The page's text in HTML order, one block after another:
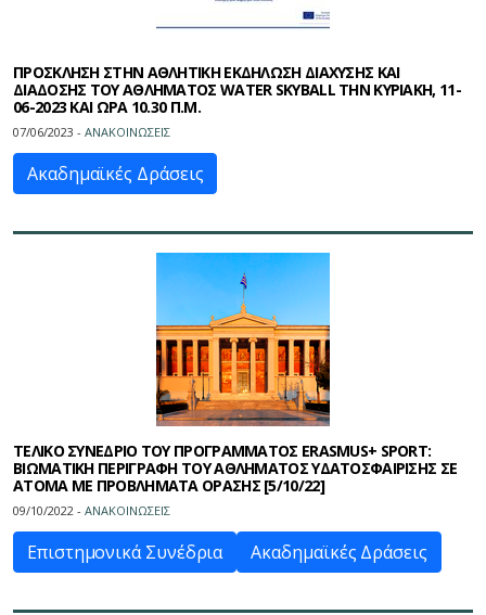
ΠΡΟΣΚΛΗΣΗ ΣΤΗΝ ΑΘΛΗΤΙΚΗ ΕΚΔΗΛΩΣΗ ΔΙΑΧΥΣΗΣ ΚΑΙ
ΔΙΑΔΟΣΗΣ ΤΟΥ ΑΘΛΗΜΑΤΟΣ WATER SKYBALL ΤΗΝ ΚΥΡΙΑΚΗ, 11-
06-2023 ΚΑΙ ΩΡΑ 10.30 Π.Μ.
07/06/2023 - ΑΝΑΚΟΙΝΩΣΕΙΣ
Ακαδημαϊκές Δράσεις
ΤΕΛΙΚΟ ΣΥΝΕΔΡΙΟ ΤΟΥ ΠΡΟΓΡΑΜΜΑΤΟΣ ERASMUS+ SPORT:
ΒΙΩΜΑΤΙΚΗ ΠΕΡΙΓΡΑΦΗ ΤΟΥ ΑΘΛΗΜΑΤΟΣ ΥΔΑΤΟΣΦΑΙΡΙΣΗΣ ΣΕ
ΑΤΟΜΑ ΜΕ ΠΡΟΒΛΗΜΑΤΑ ΟΡΑΣΗΣ [5/10/22]
09/10/2022 - ΑΝΑΚΟΙΝΩΣΕΙΣ
Επιστημονικά Συνέδρια Ακαδημαϊκές Δράσεις